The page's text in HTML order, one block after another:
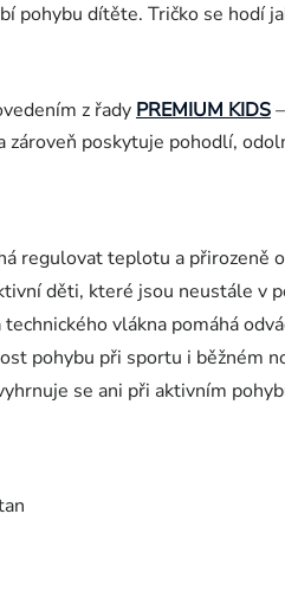
pohybu dítěte. Tričko se hodí
z řady PREMIUM KIDS
poskytuje pohodlí,
regulovat teplotu a přirozeně
děti, které jsou neustále v
vlákna pomáhá
pohybu při sportu i běžném
se ani při aktivním